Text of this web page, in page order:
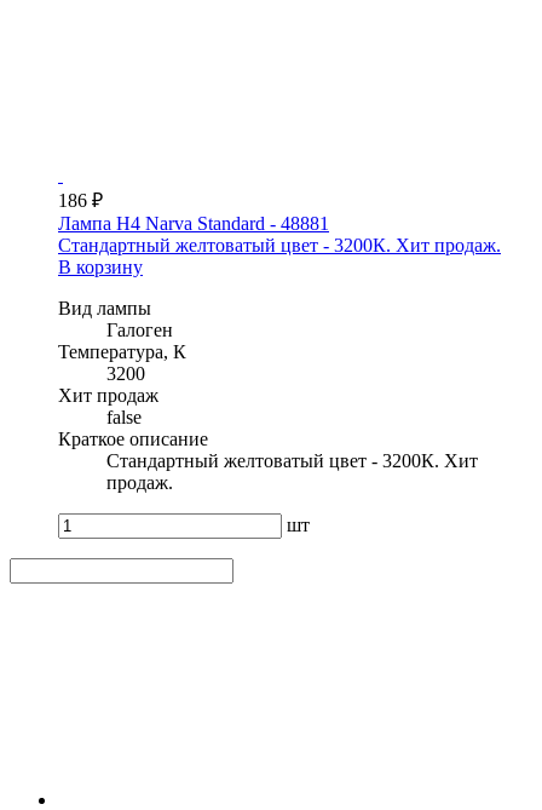
186 ₽
Лампа H4 Narva Standard - 48881
Стандартный желтоватый цвет - 3200К. Хит продаж.
В корзину
Вид лампы
Галоген
Температура, К
3200
Хит продаж
false
Краткое описание
Стандартный желтоватый цвет - 3200К. Хит
продаж.
шт